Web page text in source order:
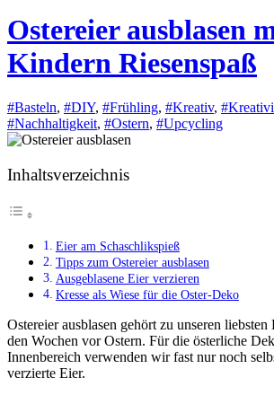
Ostereier ausblasen
Kindern Riesenspaß
#Basteln, #DIY, #Frühling, #Kreativ,
#Nachhaltigkeit, #Ostern, #Upcycling
Inhaltsverzeichnis
Eier am Schaschlikspieß
Tipps zum Ostereier ausblasen
Ausgeblasene Eier verzieren
Kresse als Wiese für die Oster-Deko
Ostereier ausblasen gehört zu unseren liebsten Beschäftigungen in
den Wochen vor Ostern. Für die österliche
Innenbereich verwenden wir fast nur noch
verzierte Eier.